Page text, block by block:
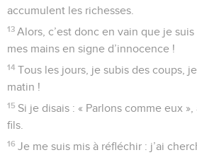
accumulent les richesses.
13 Alors, c’est donc en vain que je
mes mains en signe d’innocence !
14 Tous les jours, je subis des coups,
matin !
15 Si je disais : « Parlons comme eux
fils.
16 Je me suis mis à réfléchir : j’ai